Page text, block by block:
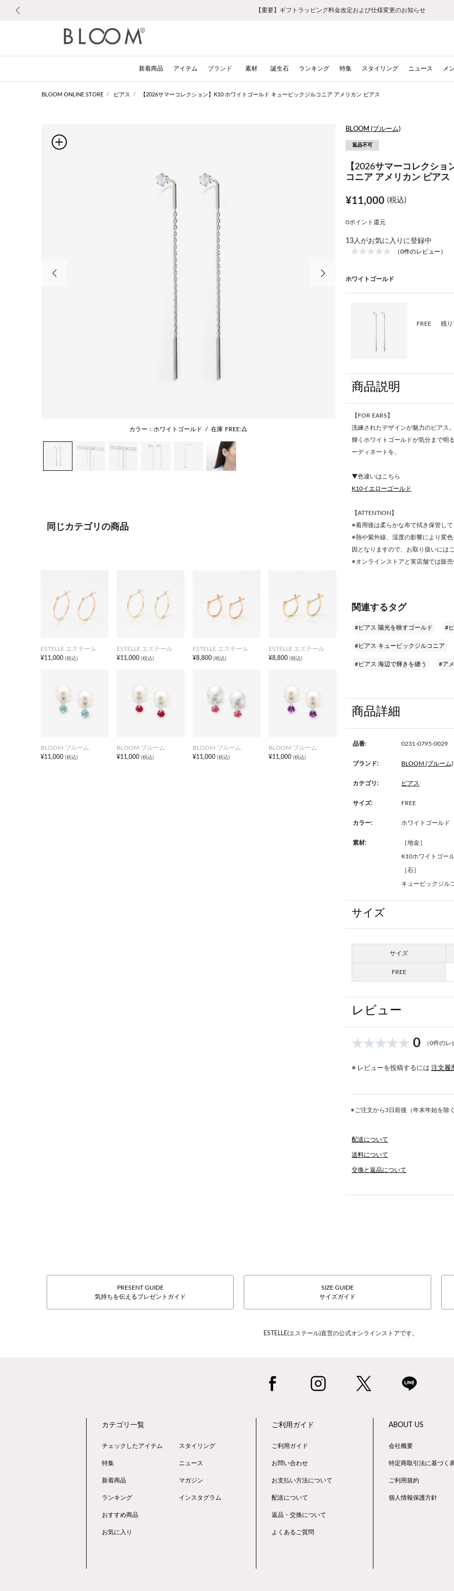
お修理・アフターサービスのご案内
【重要】令和８年熊本地震に伴う集配への影響について
【重要】ギフトラッピング料金改定および仕様変更のお知らせ
【重要】夏季休業の営業についてのご案内
税込5,500円以上で送料無料｜最短24時間以内に発送
新規会員登録で1000ポイントプレゼント！
LINE友だち登録で500円クーポンプレゼント
会員限定！レビュー投稿で100ポイントプレゼント
お修理・アフターサービスのご案内
【重要】令和８年熊本地震に伴う集配への影響について
新着商品 アイテム ブランド 素材 誕生石 ランキング 特集 スタイリング ニュース メ
BLOOM ONLINE STORE ピアス 【2026サマーコレクション】K10 ホワイトゴールド キュービックジルコニア アメリカン ピアス
カラー：ホワイトゴールド / 在庫 FREE:△
同じカテゴリの商品
ESTELLE エステール
¥11,000 (税込)
ESTELLE エステール
¥11,000 (税込)
ESTELLE エステール
¥8,800 (税込)
ESTELLE エステール
¥8,800 (税込)
BLOOM ブルーム
¥11,000 (税込)
BLOOM ブルーム
¥11,000 (税込)
BLOOM ブルーム
¥11,000 (税込)
BLOOM ブルーム
¥11,000 (税込)
BLOOM (ブルーム)
返品不可
【2026サマーコレクシ
コニア アメリカン ピアス
¥11,000 (税込)
0ポイント還元
13人がお気に入りに登録中
（0件のレビュー）
ホワイトゴールド
FREE 残り
商品説明
【FOR EARS】
洗練されたデザインが魅力のピアス。
輝くホワイトゴールドが気分まで明
ーディネートを。
▼色違いはこちら
K10イエローゴールド
【ATTENTION】
※着用後は柔らかな布で拭き保管して
※熱や紫外線、湿度の影響により変
因となりますので、お取り扱いには
※オンラインストアと実店舗では販
関連するタグ
#ピアス 陽光を映すゴールド #
#ピアス キュービックジルコニア
#ピアス 海辺で輝きを纏う #ア
商品詳細
品番: 0231-0795-0029
ブランド: BLOOM (ブルーム)
カテゴリ: ピアス
サイズ: FREE
カラー: ホワイトゴールド
素材: ［地金］
K10ホワイトゴー
［石］
キュービックジル
サイズ
サイズ
FREE
レビュー
0 （0件のレ
※ レビューを投稿するには 注文履
※ご注文から3日前後（年末年始を除
配送について
送料について
交換と返品について
PRESENT GUIDE
気持ちを伝えるプレゼントガイド
SIZE GUIDE
サイズガイド
ESTELLE(エステール)直営の公式オンラインストアです。
カテゴリ一覧
チェックしたアイテム
特集
新着商品
ランキング
おすすめ商品
お気に入り
スタイリング
ニュース
マガジン
インスタグラム
ご利用ガイド
ご利用ガイド
お問い合わせ
お支払い方法について
配送について
返品・交換について
よくあるご質問
ABOUT US
会社概要
特定商取引法に基づく
ご利用規約
個人情報保護方針